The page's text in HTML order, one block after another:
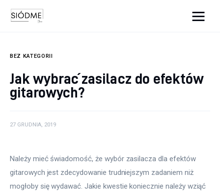
Uroda
BEZ KATEGORII
Jak wybrać zasilacz do efektów
gitarowych?
27 GRUDNIA, 2019
Należy mieć świadomość, że wybór zasilacza dla efektów
gitarowych jest zdecydowanie trudniejszym zadaniem niż
mogłoby się wydawać. Jakie kwestie koniecznie należy wziąć